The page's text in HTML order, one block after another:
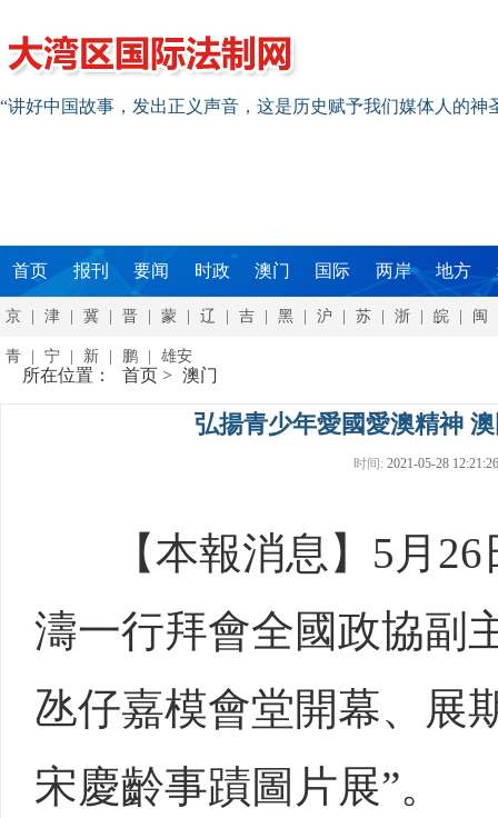
“讲好中国故事，发出正义声音，这是历史赋予我们媒体人的
首页 报刊 要闻 时政 澳门 国际 两岸 地方
京 津 冀 晋 蒙 辽 吉 黑 沪 苏 浙 皖 闽
青 宁 新 鹏 雄安
所在位置： 首页 > 澳门
弘揚青少年愛國愛澳精神
时间: 2021-05-28
【本報消息】5月26
濤一行拜會全國政協副
氹仔嘉模會堂開幕、展
宋慶齡事蹟圖片展”。